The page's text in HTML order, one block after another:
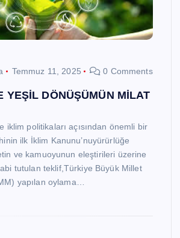
Temmuz 11, 2025 0 Comments
YEŞİL DÖNÜŞÜMÜN MİLAT
iklim politikaları açısından önemli bir
ilk İklim Kanunu’nuyürürlüğe
ve kamuoyunun eleştirileri üzerine
tutulan teklif,Türkiye Büyük Millet
yapılan oylama…